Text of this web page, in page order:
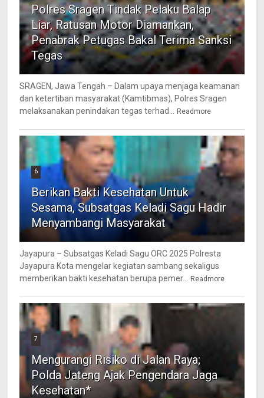
Polres Sragen Tindak Pelaku Balap
Liar, Ratusan Motor Diamankan,
Penabrak Petugas Bakal Terima Sanksi
Tegas
SRAGEN, Jawa Tengah – Dalam upaya menjaga keamanan
dan ketertiban masyarakat (Kamtibmas), Polres Sragen
melaksanakan penindakan tegas terhad...
Readmore
6
Berikan Bakti Kesehatan Untuk
Sesama, Subsatgas Keladi Sagu Hadir
Menyambangi Masyarakat
Jayapura – Subsatgas Keladi Sagu ORC 2025 Polresta
Jayapura Kota mengelar kegiatan sambang sekaligus
memberikan bakti kesehatan berupa pemer...
Readmore
7
Mengurangi Risiko di Jalan Raya;
Polda Jateng Ajak Pengendara Jaga
Kesehatan*